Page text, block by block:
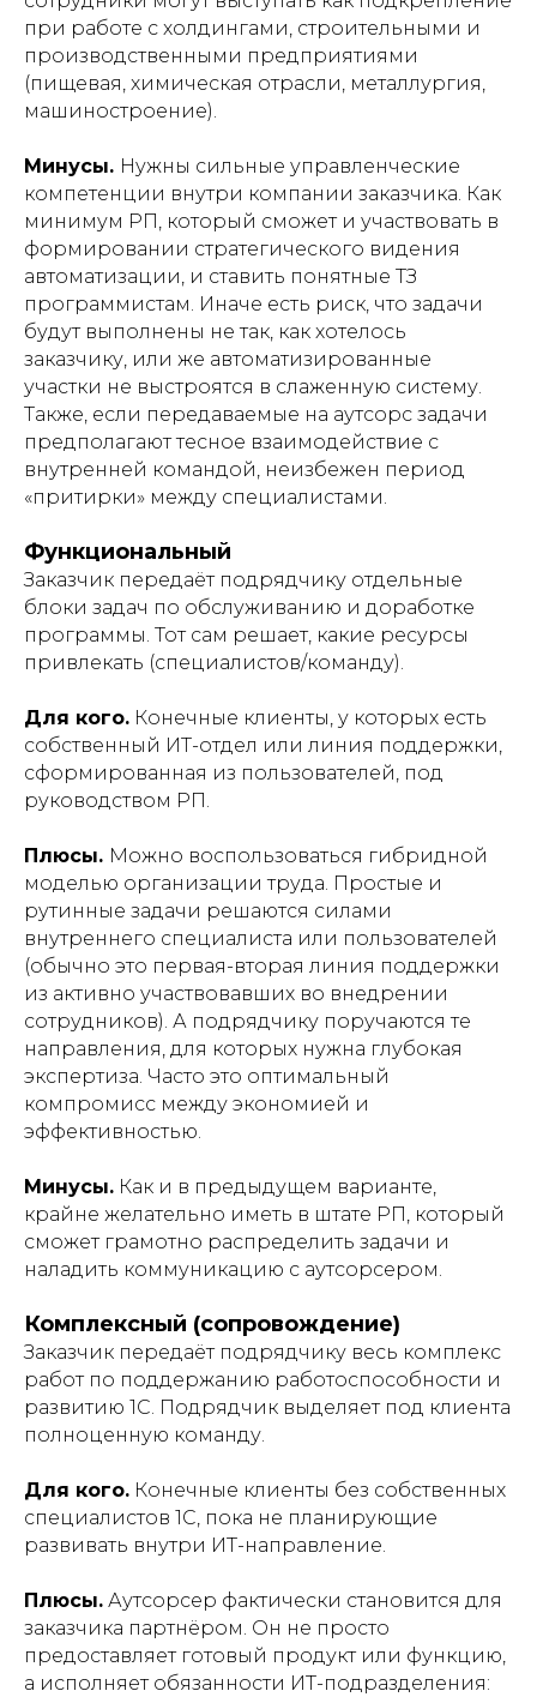
при работе с холдингами, строительными и
производственными предприятиями
(пищевая, химическая отрасли, металлургия,
машиностроение).
Минусы. Нужны сильные управленческие
компетенции внутри компании заказчика. Как
минимум РП, который сможет и участвовать в
формировании стратегического видения
автоматизации, и ставить понятные ТЗ
программистам. Иначе есть риск, что задачи
будут выполнены не так, как хотелось
заказчику, или же автоматизированные
участки не выстроятся в слаженную систему.
Также, если передаваемые на аутсорс задачи
предполагают тесное взаимодействие с
внутренней командой, неизбежен период
«притирки» между специалистами.
Функциональный
Заказчик передаёт подрядчику отдельные
блоки задач по обслуживанию и доработке
программы. Тот сам решает, какие ресурсы
привлекать (специалистов/команду).
Для кого. Конечные клиенты, у которых есть
собственный ИТ-отдел или линия поддержки,
сформированная из пользователей, под
руководством РП.
Плюсы. Можно воспользоваться гибридной
моделью организации труда. Простые и
рутинные задачи решаются силами
внутреннего специалиста или пользователей
(обычно это первая-вторая линия поддержки
из активно участвовавших во внедрении
сотрудников). А подрядчику поручаются те
направления, для которых нужна глубокая
экспертиза. Часто это оптимальный
компромисс между экономией и
эффективностью.
Минусы. Как и в предыдущем варианте,
крайне желательно иметь в штате РП, который
сможет грамотно распределить задачи и
наладить коммуникацию с аутсорсером.
Комплексный (сопровождение)
Заказчик передаёт подрядчику весь комплекс
работ по поддержанию работоспособности и
развитию 1С. Подрядчик выделяет под клиента
полноценную команду.
Для кого. Конечные клиенты без собственных
специалистов 1С, пока не планирующие
развивать внутри ИТ-направление.
Плюсы. Аутсорсер фактически становится для
заказчика партнёром. Он не просто
предоставляет готовый продукт или функцию,
а исполняет обязанности ИТ-подразделения: